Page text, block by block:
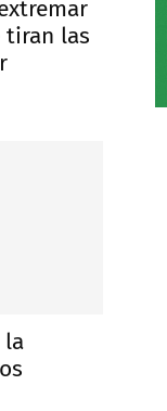
tiran las
la